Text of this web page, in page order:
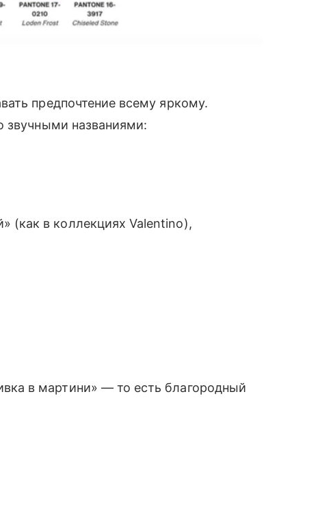
предпочтение всему яркому.
звучными названиями:
(как в коллекциях Valentino),
в мартини» — то есть благородный